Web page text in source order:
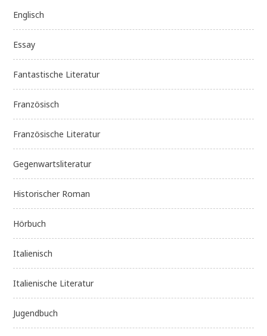
Englisch
Essay
Fantastische Literatur
Französisch
Französische Literatur
Gegenwartsliteratur
Historischer Roman
Hörbuch
Italienisch
Italienische Literatur
Jugendbuch